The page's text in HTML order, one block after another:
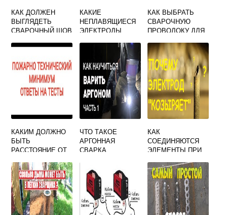
КАК ДОЛЖЕН
ВЫГЛЯДЕТЬ
СВАРОЧНЫЙ ШОВ
КАКИЕ
НЕПЛАВЯЩИЕСЯ
ЭЛЕКТРОДЫ
ДУГОВОЙ СВАРКЕ
В ЗАЩИТНЫХ
ГАЗАХ
КАК ВЫБРАТЬ
СВАРОЧНУЮ
ПРОВОЛОКУ ДЛЯ
КАКИМ ДОЛЖНО
БЫТЬ
РАССТОЯНИЕ ОТ
ГОРЮЧИМИ
ГАЗАМИ ДО
СВАРОЧНЫХ
ПРОВОДОВ
ОТВЕТ НА ТЕСТ
ЧТО ТАКОЕ
АРГОННАЯ
СВАРКА
КАК
СОЕДИНЯЮТСЯ
ЭЛЕМЕНТЫ ПРИ
ВНАХЛЕСТКУ